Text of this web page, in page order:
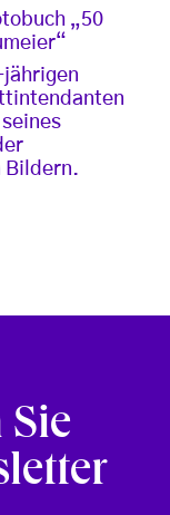
„50
jährigen
Bildern.